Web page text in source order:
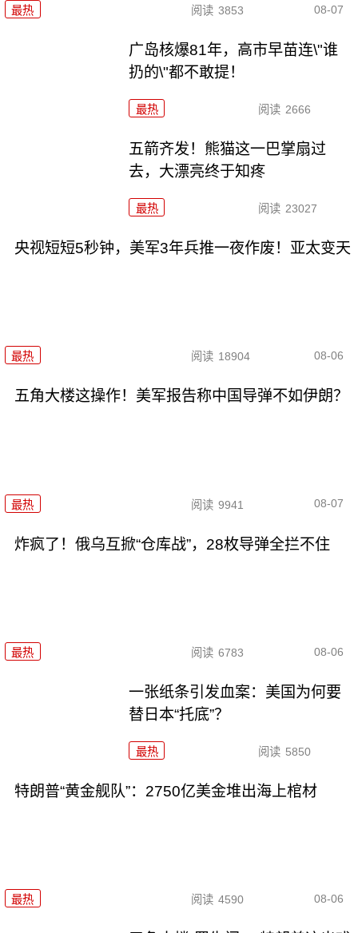
最热 阅读 3853 08-07
广岛核爆81年，高市早苗连\"谁
扔的\"都不敢提！
最热 阅读 2666
五箭齐发！熊猫这一巴掌扇过
去，大漂亮终于知疼
最热 阅读 23027
央视短短5秒钟，美军3年兵推一夜作废！亚太变天
最热 阅读 18904 08-06
五角大楼这操作！美军报告称中国导弹不如伊朗？
最热 阅读 9941 08-07
炸疯了！俄乌互掀“仓库战”，28枚导弹全拦不住
最热 阅读 6783 08-06
一张纸条引发血案：美国为何要
替日本“托底”？
最热 阅读 5850
特朗普“黄金舰队”：2750亿美金堆出海上棺材
最热 阅读 4590 08-06